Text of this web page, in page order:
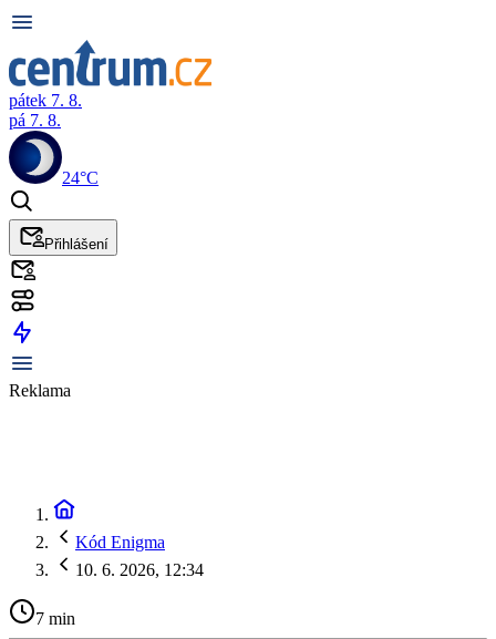
pátek 7. 8.
pá 7. 8.
24°C
Přihlášení
Reklama
Kód Enigma
10. 6. 2026, 12:34
7 min